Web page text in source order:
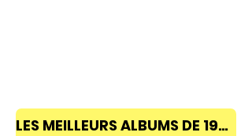
LES MEILLEURS ALBUMS DE 1968 à 2018